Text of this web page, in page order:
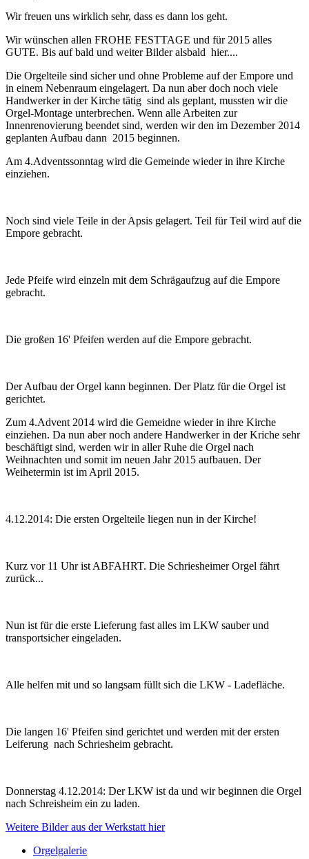
Wir freuen uns wirklich sehr, dass es dann los geht.
Wir wünschen allen FROHE FESTTAGE und für 2015 alles
GUTE. Bis auf bald und weiter Bilder alsbald hier....
Die Orgelteile sind sicher und ohne Probleme auf der Empore und
in einem Nebenraum eingelagert. Da nun aber doch noch viele
Handwerker in der Kirche tätig sind als geplant, mussten wir die
Orgel-Montage unterbrechen. Wenn alle Arbeiten zur
Innenrenovierung beendet sind, werden wir den im Dezember 2014
geplanten Aufbau dann 2015 beginnen.
Am 4.Adventssonntag wird die Gemeinde wieder in ihre Kirche
einziehen.
Noch sind viele Teile in der Apsis gelagert. Teil für Teil wird auf die
Empore gebracht.
Jede Pfeife wird einzeln mit dem Schrägaufzug auf die Empore
gebracht.
Die großen 16' Pfeifen werden auf die Empore gebracht.
Der Aufbau der Orgel kann beginnen. Der Platz für die Orgel ist
gerichtet.
Zum 4.Advent 2014 wird die Gemeidne wieder in ihre Kirche
einziehen. Da nun aber noch andere Handwerker in der Kriche sehr
beschäftigt sind, werden wir in aller Ruhe die Orgel nach
Weihnachten und somit im neuen Jahr 2015 aufbauen. Der
Weihetermin ist im April 2015.
4.12.2014: Die ersten Orgelteile liegen nun in der Kirche!
Kurz vor 11 Uhr ist ABFAHRT. Die Schriesheimer Orgel fährt
zurück...
Nun ist für die erste Lieferung fast alles im LKW sauber und
transportsicher eingeladen.
Alle helfen mit und so langsam füllt sich die LKW - Ladefläche.
Die langen 16' Pfeifen sind gerichtet und werden mit der ersten
Leiferung nach Schriesheim gebracht.
Donnerstag 4.12.2014: Der LKW ist da und wir beginnen die Orgel
nach Schreisheim ein zu laden.
Weitere Bilder aus der Werkstatt hier
Orgelgalerie